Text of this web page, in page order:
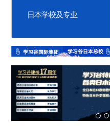
Previous
日本学校及专业